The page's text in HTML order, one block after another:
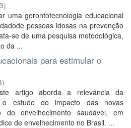
)
uma gerontotecnologia educacional
pessoas idosas na prevenção
se de uma pesquisa metodológica,
da ...
para estimular o
)
artigo aborda a relevância da
estudo do impacto das novas
do envelhecimento saudável, em
de envelhecimento no Brasil. ...